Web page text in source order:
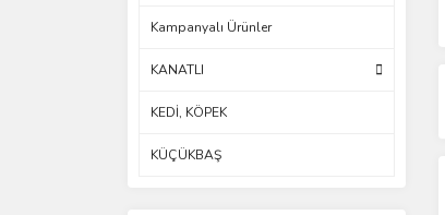
Kampanyalı Ürünler
KANATLI
KEDİ, KÖPEK
KÜÇÜKBAŞ